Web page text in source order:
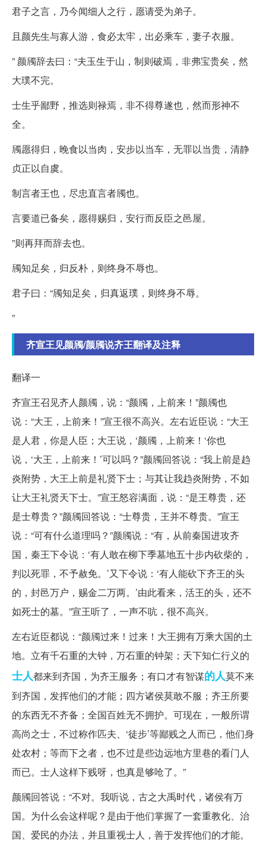
君子之言，乃今闻细人之行，愿请受为弟子。
且颜先生与寡人游，食必太牢，出必乘车，妻子衣服。
” 颜斶辞去曰：“夫玉生于山，制则破焉，非弗宝贵矣，然
大璞不完。
士生乎鄙野，推选则禄焉，非不得尊遂也，然而形神不
全。
斶愿得归，晚食以当肉，安步以当车，无罪以当贵，清静
贞正以自虞。
制言者王也，尽忠直言者斶也。
言要道已备矣，愿得赐归，安行而反臣之邑屋。
”则再拜而辞去也。
斶知足矣，归反朴，则终身不辱也。
君子曰：“斶知足矣，归真返璞，则终身不辱。
”
齐宣王见颜斶/颜斶说齐王翻译及注释
翻译一
齐宣王召见齐人颜斶，说：“颜斶，上前来！”颜斶也
说：“大王，上前来！”宣王很不高兴。左右近臣说：“大王
是人君，你是人臣；大王说，‘颜斶，上前来！‘你也
说，‘大王，上前来！’可以吗？”颜斶回答说：“我上前是趋
炎附势，大王上前是礼贤下士；与其让我趋炎附势，不如
让大王礼贤天下士。”宣王怒容满面，说：“是王尊贵，还
是士尊贵？”颜斶回答说：“士尊贵，王并不尊贵。”宣王
说：“可有什么道理吗？”颜斶说：“有，从前秦国进攻齐
国，秦王下令说：‘有人敢在柳下季墓地五十步内砍柴的，
判以死罪，不予赦免。’又下令说：‘有人能砍下齐王的头
的，封邑万户，赐金二万两。’由此看来，活王的头，还不
如死士的墓。”宣王听了，一声不吭，很不高兴。
左右近臣都说：“颜斶过来！过来！大王拥有万乘大国的土
地。立有千石重的大钟，万石重的钟架；天下知仁行义的
士人都来到齐国，为齐王服务；有口才有智谋的人莫不来
到齐国，发挥他们的才能；四方诸侯莫敢不服；齐王所要
的东西无不齐备；全国百姓无不拥护。可现在，一般所谓
高尚之士，不过称作匹夫、‘徒步’等鄙贱之人而已，他们身
处农村；等而下之者，也不过是些边远地方里巷的看门人
而已。士人这样下贱呀，也真是够呛了。”
颜斶回答说：“不对。我听说，古之大禹时代，诸侯有万
国。为什么会这样呢？是由于他们掌握了一套重教化、治
国、爱民的办法，并且重视士人，善于发挥他们的才能。